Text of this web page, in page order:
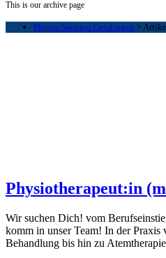
This is our archive page
Physio Saenger Geislingen >
Physiotherapeut:in
Wir suchen Dich! vom
komm in unser Team! In der
Behandlung bis hin zu